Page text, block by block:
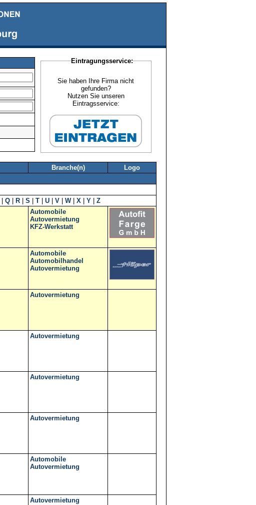
Eintragungsservice:
Sie haben Ihre Firma nicht
gefunden?
Nutzen Sie unseren
Eintragsservice:
Branche(n)
Logo
Q R S T U V W| X Y
Z
Automobile
Autovermietung
KFZ-Werkstatt
Automobile
Automobilhandel
Autovermietung
Autovermietung
Autovermietung
Autovermietung
Autovermietung
Automobile
Autovermietung
Autovermietung